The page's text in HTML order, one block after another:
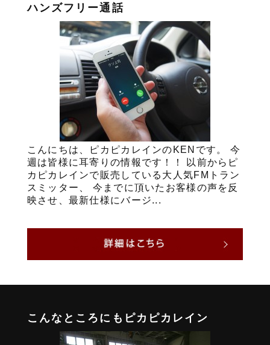
ハンズフリー通話
こんにちは、ピカピカレインのKENです。 今
週は皆様に耳寄りの情報です！！ 以前からピ
カピカレインで販売している大人気FMトラン
スミッター、 今までに頂いたお客様の声を反
映させ、最新仕様にバージ...
こんなところにもピカピカレイン